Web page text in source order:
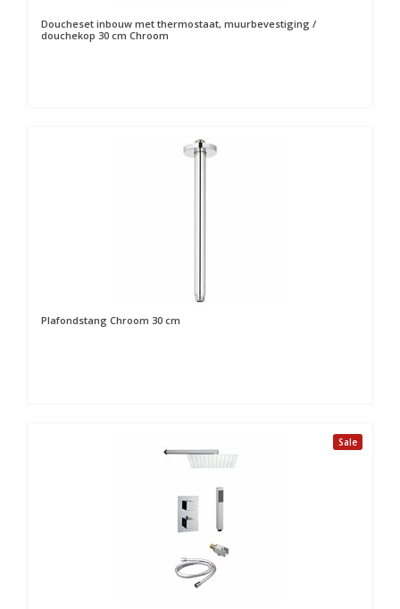
Doucheset inbouw met thermostaat, muurbevestiging /
douchekop 30 cm Chroom
Plafondstang Chroom 30 cm
Sale